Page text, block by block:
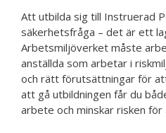
Att utbilda sig till Instruerad
säkerhetsfråga – det är ett
Arbetsmiljöverket måste
anställda som arbetar i
och rätt förutsättningar för
att gå utbildningen får du
arbete och minskar risken för